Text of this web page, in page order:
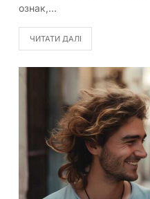
ознак,…
ЧИТАТИ ДАЛІ